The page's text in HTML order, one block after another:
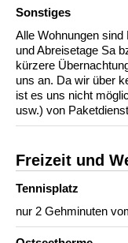
Sonstiges
Alle Wohnungen
und Abreisetage Sa
kürzere
uns an. Da wir über
ist es uns nicht
usw.) von
Freizeit und
Tennisplatz
nur 2 Gehminuten